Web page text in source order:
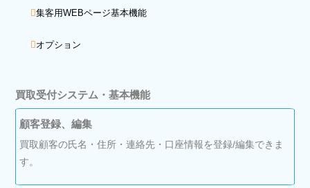
集客用WEBページ基本機能
オプション
買取受付システム・基本機能
顧客登録、編集
買取顧客の氏名・住所・連絡先・口座情報を登録/編集できま
す。